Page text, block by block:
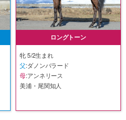
ロングトーン
牝 5/2生まれ
父:ダノンバラード
母:アンネリース
美浦・尾関知人